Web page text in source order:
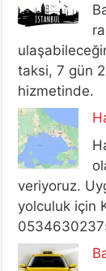
taksi, 7 gün
hizmetinde.
veriyoruz.
yolculuk için